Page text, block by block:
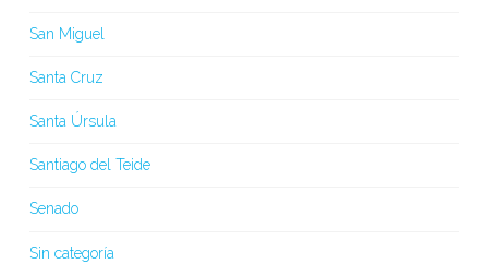
San Miguel
Santa Cruz
Santa Úrsula
Santiago del Teide
Senado
Sin categoría